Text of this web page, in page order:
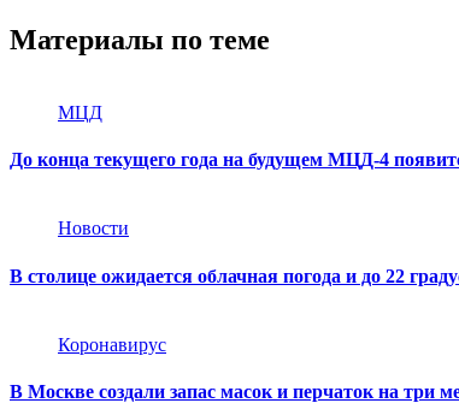
Материалы по теме
МЦД
До конца текущего года на будущем МЦД-4
Новости
В столице ожидается облачная погода и до 22
Коронавирус
В Москве создали запас масок и перчаток на три